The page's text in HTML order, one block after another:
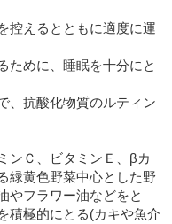
控えるとともに適度に運
ために、睡眠を十分にと
、抗酸化物質のルティン
ンＣ、ビタミンＥ、βカ
緑黄色野菜中心とした野
やフラワー油などをと
積極的にとる(カキや魚介